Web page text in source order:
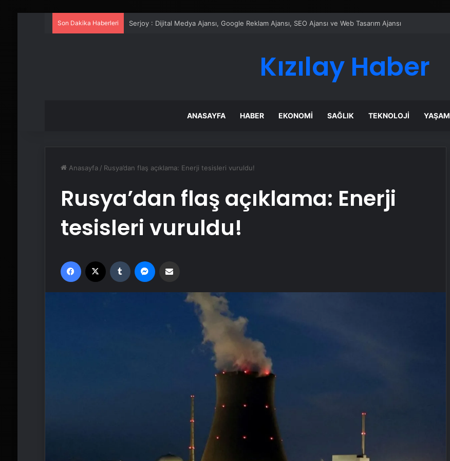
Son Dakika Haberleri UETDS Nedir ? Uetds.com İle Akıllı Dijital Taşımacılık Yazılımı
Kızılay Haber
ANASAYFA HABER EKONOMI SAĞLIK TEKNOLOJI YAŞAM
Anasayfa / Rusya’dan flaş açıklama: Enerji tesisleri vuruldu!
Rusya’dan flaş açıklama: Enerji
tesisleri vuruldu!
Facebook Tumblr